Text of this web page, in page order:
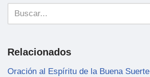
Relacionados
Oración al Espíritu de la Buena Suerte